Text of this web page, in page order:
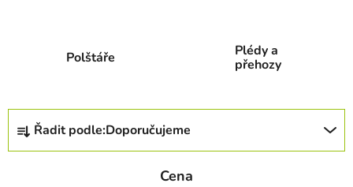
Polštáře
Plédy a
přehozy
z
Řadit podle:Doporučujeme
Cena